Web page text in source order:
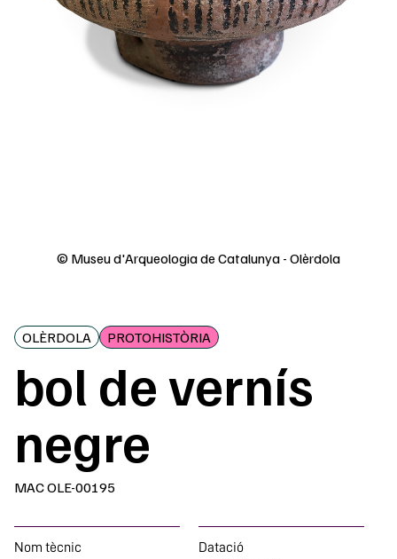
© Museu d'Arqueologia de Catalunya - Olèrdola
OLÈRDOLA PROTOHISTÒRIA
bol de vernís
negre
MAC OLE-00195
Nom tècnic Datació